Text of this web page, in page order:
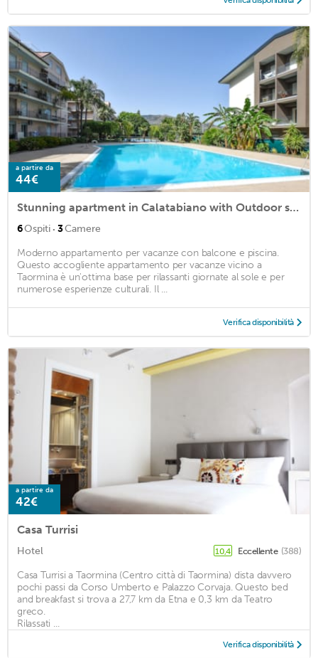
a partire da
44€
Stunning apartment in Calatabiano with Outdoor swimming pool, WiFi and 3 Bedrooms
6Ospiti · 3Camere
Moderno appartamento per vacanze con balcone e piscina.
Questo accogliente appartamento per vacanze vicino a
Taormina è un'ottima base per rilassanti giornate al sole e per
numerose esperienze culturali. Il ...
Verifica disponibilità
a partire da
42€
Casa Turrisi
Hotel 10,4 Eccellente (388)
Casa Turrisi a Taormina (Centro città di Taormina) dista davvero
pochi passi da Corso Umberto e Palazzo Corvaja. Questo bed
and breakfast si trova a 27,7 km da Etna e 0,3 km da Teatro
greco.
Rilassati ...
Verifica disponibilità